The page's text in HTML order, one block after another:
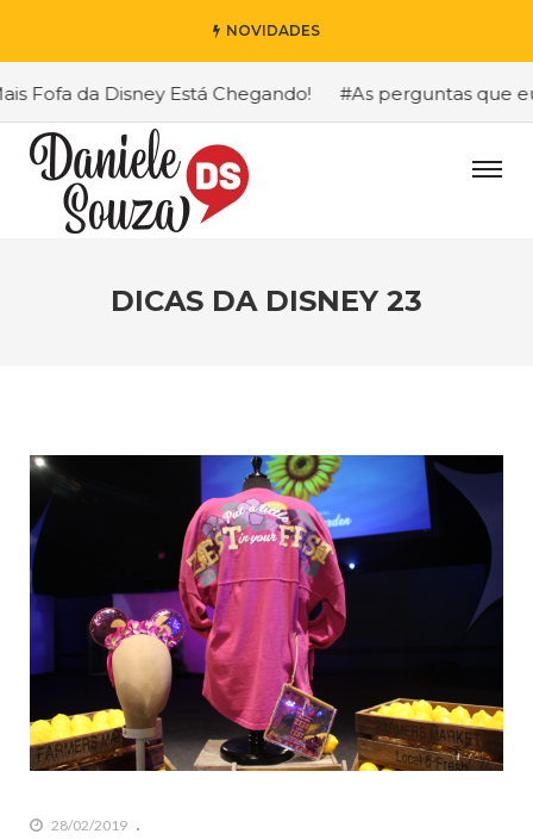
NOVIDADES
da Disney Está Chegando! #As perguntas que eu
DICAS DA DISNEY 23
28/02/2019